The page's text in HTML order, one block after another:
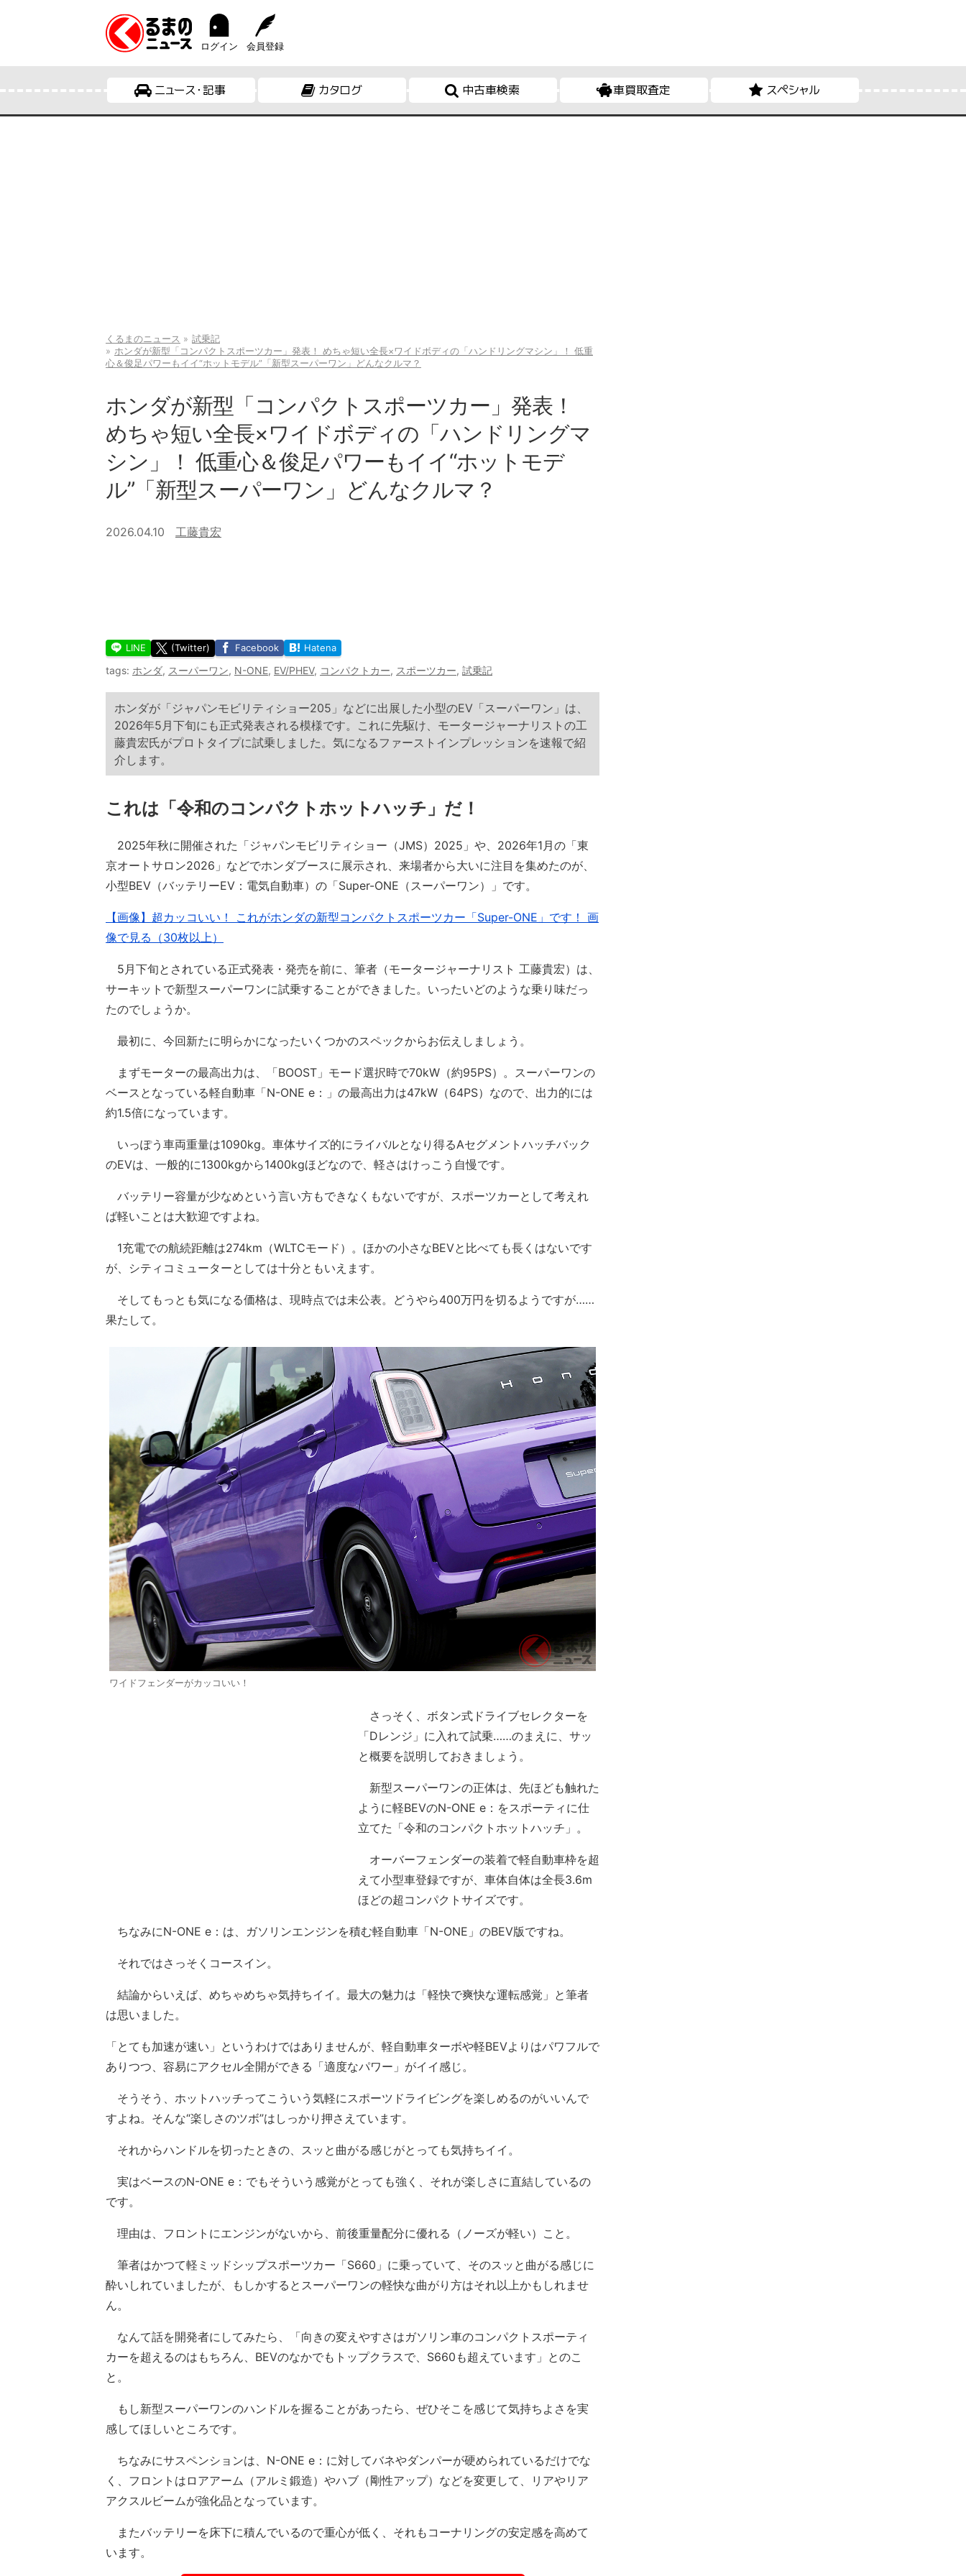
ログイン 会員登録
ニュース・記事 カタログ 中古車検索 車買取査定 スペシャル
くるまのニュース
試乗記
ホンダが新型「コンパクトスポーツカー」発表！ めちゃ短い全長×ワイドボディの「ハンドリングマシン」！ 低重
心＆俊足パワーもイイ“ホットモデル”「新型スーパーワン」どんなクルマ？
ホンダが新型「コンパクトスポーツカー」発表！
めちゃ短い全長×ワイドボディの「ハンドリングマ
シン」！ 低重心＆俊足パワーもイイ“ホットモデ
ル”「新型スーパーワン」どんなクルマ？
2026.04.10 工藤貴宏
LINE (Twitter) Facebook Hatena
tags: ホンダ, スーパーワン, N-ONE, EV/PHEV, コンパクトカー, スポーツカー, 試乗記
ホンダが「ジャパンモビリティショー205」などに出展した小型のEV「スーパーワン」は、
2026年5月下旬にも正式発表される模様です。これに先駆け、モータージャーナリストの工
藤貴宏氏がプロトタイプに試乗しました。気になるファーストインプレッションを速報で紹
介します。
これは「令和のコンパクトホットハッチ」だ！
2025年秋に開催された「ジャパンモビリティショー（JMS）2025」や、2026年1月の「東
京オートサロン2026」などでホンダブースに展示され、来場者から大いに注目を集めたのが、
小型BEV（バッテリーEV：電気自動車）の「Super-ONE（スーパーワン）」です。
【画像】超カッコいい！ これがホンダの新型コンパクトスポーツカー「Super-ONE」です！ 画
像で見る（30枚以上）
5月下旬とされている正式発表・発売を前に、筆者（モータージャーナリスト 工藤貴宏）は、
サーキットで新型スーパーワンに試乗することができました。いったいどのような乗り味だっ
たのでしょうか。
最初に、今回新たに明らかになったいくつかのスペックからお伝えしましょう。
まずモーターの最高出力は、「BOOST」モード選択時で70kW（約95PS）。スーパーワンの
ベースとなっている軽自動車「N-ONE e：」の最高出力は47kW（64PS）なので、出力的には
約1.5倍になっています。
いっぽう車両重量は1090kg。車体サイズ的にライバルとなり得るAセグメントハッチバック
のEVは、一般的に1300kgから1400kgほどなので、軽さはけっこう自慢です。
バッテリー容量が少なめという言い方もできなくもないですが、スポーツカーとして考えれ
ば軽いことは大歓迎ですよね。
1充電での航続距離は274km（WLTCモード）。ほかの小さなBEVと比べても長くはないです
が、シティコミューターとしては十分ともいえます。
そしてもっとも気になる価格は、現時点では未公表。どうやら400万円を切るようですが……
果たして。
ワイドフェンダーがカッコいい！
さっそく、ボタン式ドライブセレクターを
「Dレンジ」に入れて試乗……のまえに、サッ
と概要を説明しておきましょう。
新型スーパーワンの正体は、先ほども触れた
ように軽BEVのN-ONE e：をスポーティに仕
立てた「令和のコンパクトホットハッチ」。
オーバーフェンダーの装着で軽自動車枠を超
えて小型車登録ですが、車体自体は全長3.6m
ほどの超コンパクトサイズです。
ちなみにN-ONE e：は、ガソリンエンジンを積む軽自動車「N-ONE」のBEV版ですね。
それではさっそくコースイン。
結論からいえば、めちゃめちゃ気持ちイイ。最大の魅力は「軽快で爽快な運転感覚」と筆者
は思いました。
「とても加速が速い」というわけではありませんが、軽自動車ターボや軽BEVよりはパワフルで
ありつつ、容易にアクセル全開ができる「適度なパワー」がイイ感じ。
そうそう、ホットハッチってこういう気軽にスポーツドライビングを楽しめるのがいいんで
すよね。そんな“楽しさのツボ”はしっかり押さえています。
それからハンドルを切ったときの、スッと曲がる感じがとっても気持ちイイ。
実はベースのN-ONE e：でもそういう感覚がとっても強く、それが楽しさに直結しているの
です。
理由は、フロントにエンジンがないから、前後重量配分に優れる（ノーズが軽い）こと。
筆者はかつて軽ミッドシップスポーツカー「S660」に乗っていて、そのスッと曲がる感じに
酔いしれていましたが、もしかするとスーパーワンの軽快な曲がり方はそれ以上かもしれませ
ん。
なんて話を開発者にしてみたら、「向きの変えやすさはガソリン車のコンパクトスポーティ
カーを超えるのはもちろん、BEVのなかでもトップクラスで、S660も超えています」とのこ
と。
もし新型スーパーワンのハンドルを握ることがあったら、ぜひそこを感じて気持ちよさを実
感してほしいところです。
ちなみにサスペンションは、N-ONE e：に対してバネやダンパーが硬められているだけでな
く、フロントはロアアーム（アルミ鍛造）やハブ（剛性アップ）などを変更して、リアやリア
アクスルビームが強化品となっています。
またバッテリーを床下に積んでいるので重心が低く、それもコーナリングの安定感を高めて
います。